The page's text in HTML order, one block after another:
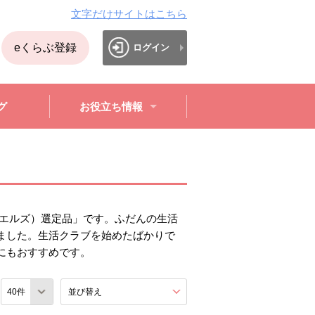
文字だけサイトはこちら
eくらぶ登録 ログイン
お役立ち情報
ルズ）選定品」です。ふだんの生活
した。生活クラブを始めたばかりで
おすすめです。
並び替え